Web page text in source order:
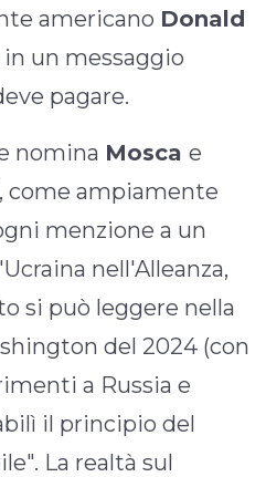
americano Donald
in un messaggio
pagare.
nomina Mosca e
come ampiamente
menzione a un
nell'Alleanza,
si può leggere nella
del 2024 (con
a Russia e
il principio del
La realtà sul